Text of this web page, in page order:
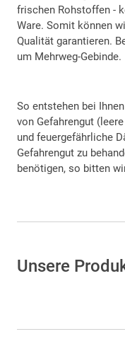
frischen Rohstoffen -
Ware. Somit können
Qualität garantieren.
um Mehrweg-Gebinde.
So entstehen bei
von Gefahrengut
und feuergefährliche
Gefahrengut zu
benötigen, so bitten
Unsere